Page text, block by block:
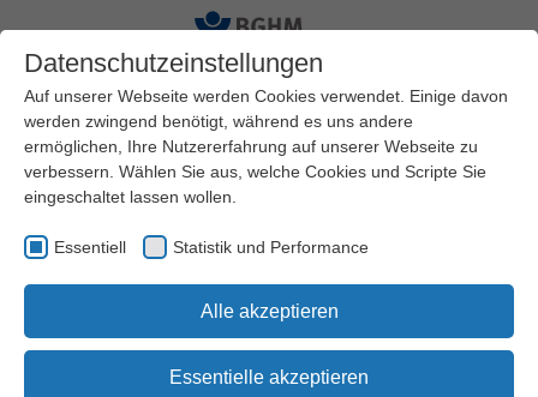
Startseite
Qualifizierung und Seminare
Seminarorte
Bad Bevensen
Bildungsstätte Bad
Bevensen
Datenschutzeinstellungen
Auf unserer Webseite werden Cookies verwendet. Einige davon
werden zwingend benötigt, während es uns andere
ermöglichen, Ihre Nutzererfahrung auf unserer Webseite zu
verbessern. Wählen Sie aus, welche Cookies und Scripte Sie
eingeschaltet lassen wollen.
Essentiell Statistik und Performance
Alle akzeptieren
Essentielle akzeptieren